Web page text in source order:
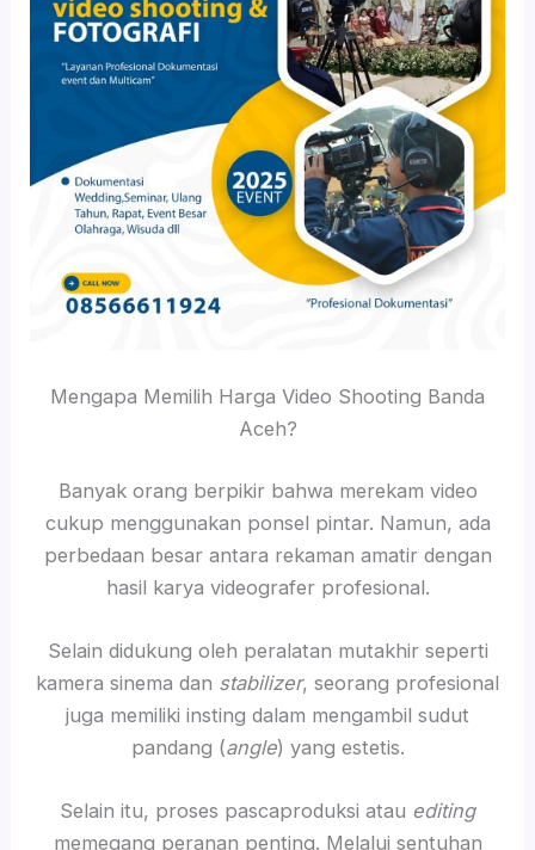
Mengapa Memilih Harga Video Shooting Banda
Aceh?
Banyak orang berpikir bahwa merekam video
cukup menggunakan ponsel pintar. Namun, ada
perbedaan besar antara rekaman amatir dengan
hasil karya videografer profesional.
Selain didukung oleh peralatan mutakhir seperti
kamera sinema dan stabilizer, seorang profesional
juga memiliki insting dalam mengambil sudut
pandang (angle) yang estetis.
Selain itu, proses pascaproduksi atau editing
memegang peranan penting. Melalui sentuhan